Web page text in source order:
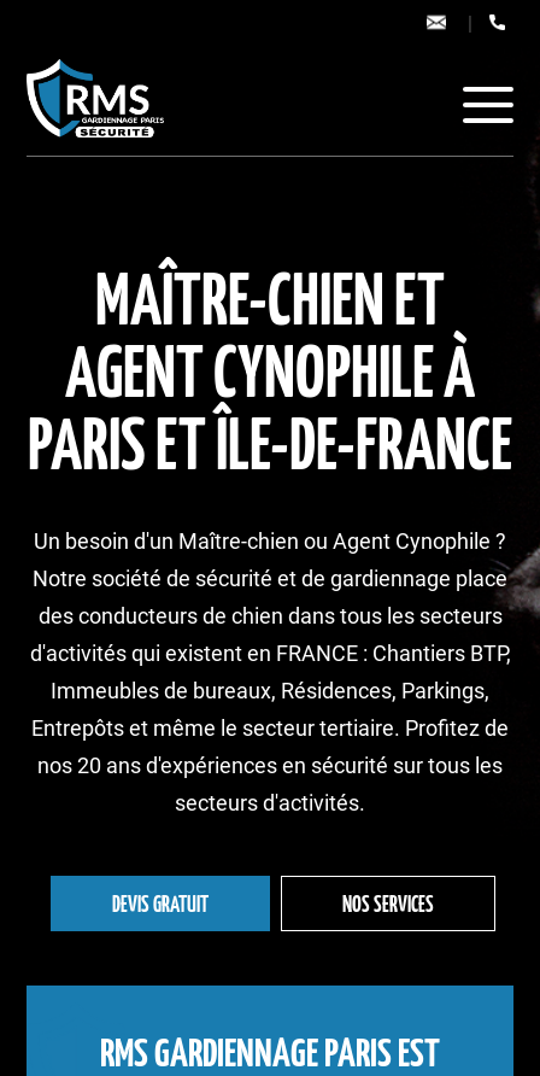
|
94
MAÎTRE-CHIEN ET
AGENT CYNOPHILE À
PARIS ET ÎLE-DE-FRANCE
Un besoin d'un Maître-chien ou Agent Cynophile ?
Notre société de sécurité et de gardiennage place
des conducteurs de chien dans tous les secteurs
d'activités qui existent en FRANCE : Chantiers BTP,
Immeubles de bureaux, Résidences, Parkings,
Entrepôts et même le secteur tertiaire. Profitez de
nos 20 ans d'expériences en sécurité sur tous les
secteurs d'activités.
DEVIS GRATUIT NOS SERVICES
RMS GARDIENNAGE PARIS EST